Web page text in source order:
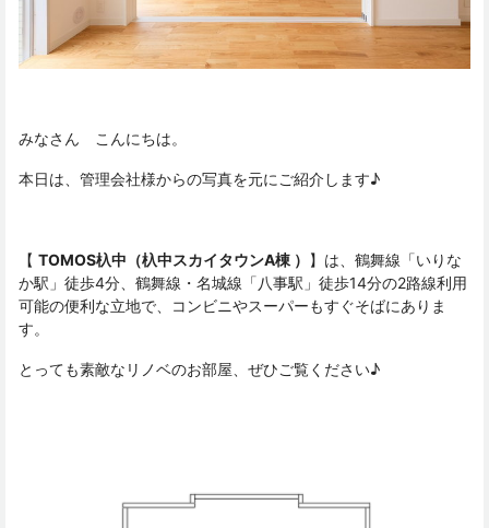
みなさん こんにちは。
本日は、管理会社様からの写真を元にご紹介します♪
【 TOMOS杁中（杁中スカイタウンA棟 ） 】は、鶴舞線「いりな
か駅」徒歩4分、鶴舞線・名城線「八事駅」徒歩14分の2路線利用
可能の便利な立地で、コンビニやスーパーもすぐそばにありま
す。
とっても素敵なリノベのお部屋、ぜひご覧ください♪